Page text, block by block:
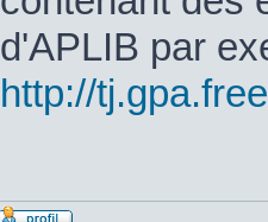
d'APLIB par
http://